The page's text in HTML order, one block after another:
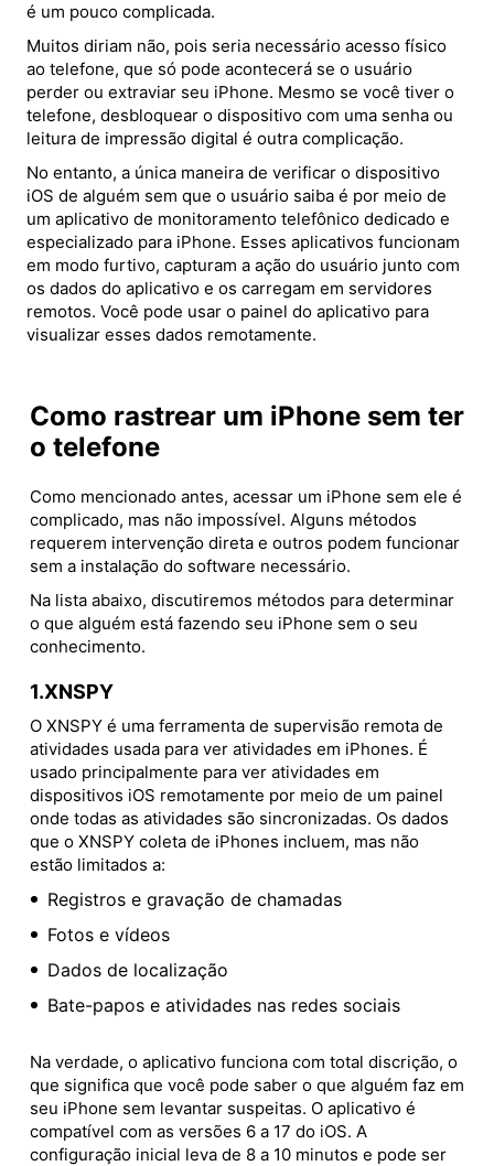
é um pouco complicada.
Muitos diriam não, pois seria necessário acesso físico
ao telefone, que só pode acontecerá se o usuário
perder ou extraviar seu iPhone. Mesmo se você tiver o
telefone, desbloquear o dispositivo com uma senha ou
leitura de impressão digital é outra complicação.
No entanto, a única maneira de verificar o dispositivo
iOS de alguém sem que o usuário saiba é por meio de
um aplicativo de monitoramento telefônico dedicado e
especializado para iPhone. Esses aplicativos funcionam
em modo furtivo, capturam a ação do usuário junto com
os dados do aplicativo e os carregam em servidores
remotos. Você pode usar o painel do aplicativo para
visualizar esses dados remotamente.
Como rastrear um iPhone sem ter
o telefone
Como mencionado antes, acessar um iPhone sem ele é
complicado, mas não impossível. Alguns métodos
requerem intervenção direta e outros podem funcionar
sem a instalação do software necessário.
Na lista abaixo, discutiremos métodos para determinar
o que alguém está fazendo seu iPhone sem o seu
conhecimento.
1.XNSPY
O XNSPY é uma ferramenta de supervisão remota de
atividades usada para ver atividades em iPhones. É
usado principalmente para ver atividades em
dispositivos iOS remotamente por meio de um painel
onde todas as atividades são sincronizadas. Os dados
que o XNSPY coleta de iPhones incluem, mas não
estão limitados a:
Registros e gravação de chamadas
Fotos e vídeos
Dados de localização
Bate-papos e atividades nas redes sociais
Na verdade, o aplicativo funciona com total discrição, o
que significa que você pode saber o que alguém faz em
seu iPhone sem levantar suspeitas. O aplicativo é
compatível com as versões 6 a 17 do iOS. A
configuração inicial leva de 8 a 10 minutos e pode ser